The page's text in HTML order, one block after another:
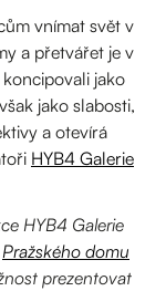
vnímat svět v
a přetvářet je v
jako
jako slabosti,
a otevírá
HYB4 Galerie
HYB4 Galerie
Pražského domu
prezentovat